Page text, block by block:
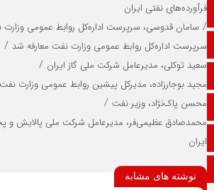
صفحه نخست
تالار گفتمان
ایتا
آپارات
ورود
فرآورده‌های نفتی ایران
/ سامان قدوسی، سرپرست اداره‌کل روابط عمومی
سرپرست اداره‌کل روابط عمومی وزارت نفت معارفه شد /
سعید توکلی، مدیرعامل شرکت ملی گاز ایران /
مجید بوجارزاده، مدیرکل پیشین روابط عمومی وزارت نفت
محسن پاک‌نژاد، وزیر نفت /
محمدصادق عظیمی‌فر، مدیرعامل شرکت ملی پالایش و
ایران
نوشته های مشابه